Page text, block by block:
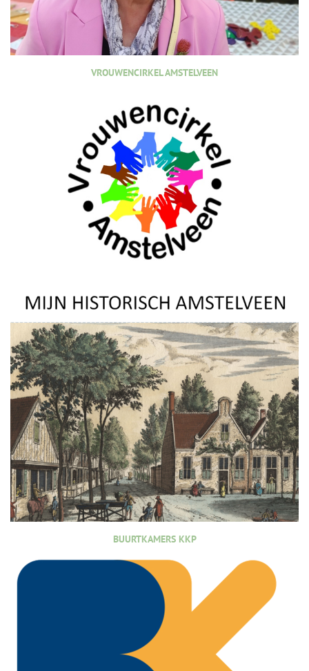
VROUWENCIRKEL AMSTELVEEN
BUURTKAMERS KKP